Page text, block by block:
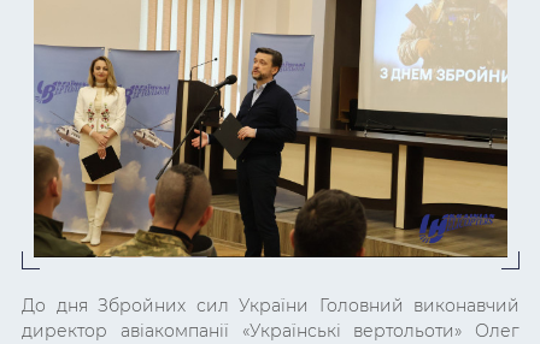
До дня Збройних сил України Головний виконавчий
директор авіакомпанії «Українські вертольоти» Олег